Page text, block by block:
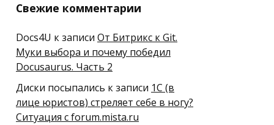
Свежие комментарии
Docs4U к записи От Битрикс к Git.
Муки выбора и почему победил
Docusaurus. Часть 2
Диски посыпались к записи 1С (в
лице юристов) стреляет себе в ногу?
Ситуация с forum.mista.ru